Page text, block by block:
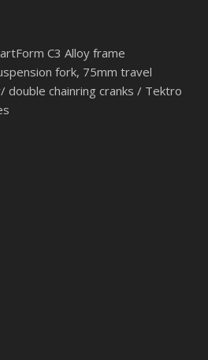
C3 Alloy frame
fork, 75mm travel
double chainring cranks / Tektro